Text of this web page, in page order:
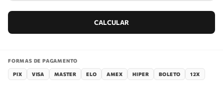
FORMAS DE PAGAMENTO
PIX VISA MASTER ELO AMEX HIPER BOLETO 12X